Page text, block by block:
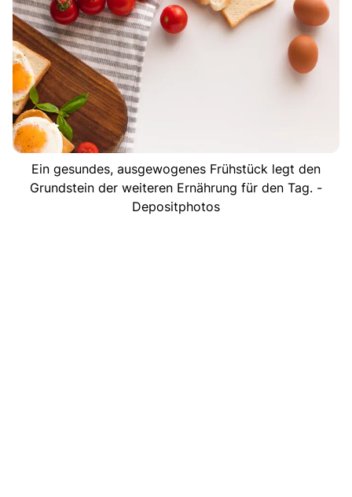
Ein gesundes, ausgewogenes Frühstück legt den
Grundstein der weiteren Ernährung für den Tag. -
Depositphotos